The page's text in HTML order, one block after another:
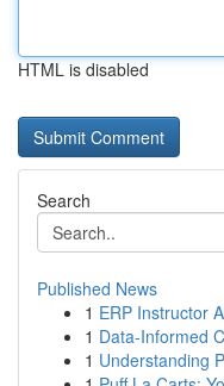
HTML is disabled
Search
Published News
1 ERP Instructor
1 Data-Informed
1 Understanding